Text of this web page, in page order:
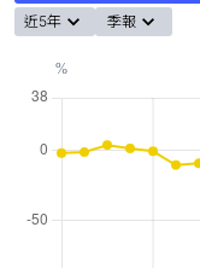
近5年 季報